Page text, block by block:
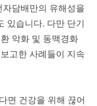
담배만의 유해성을
있습니다. 다만 단기
악화 및 동맥경화
고한 사례들이 지속
면 건강을 위해 끊어